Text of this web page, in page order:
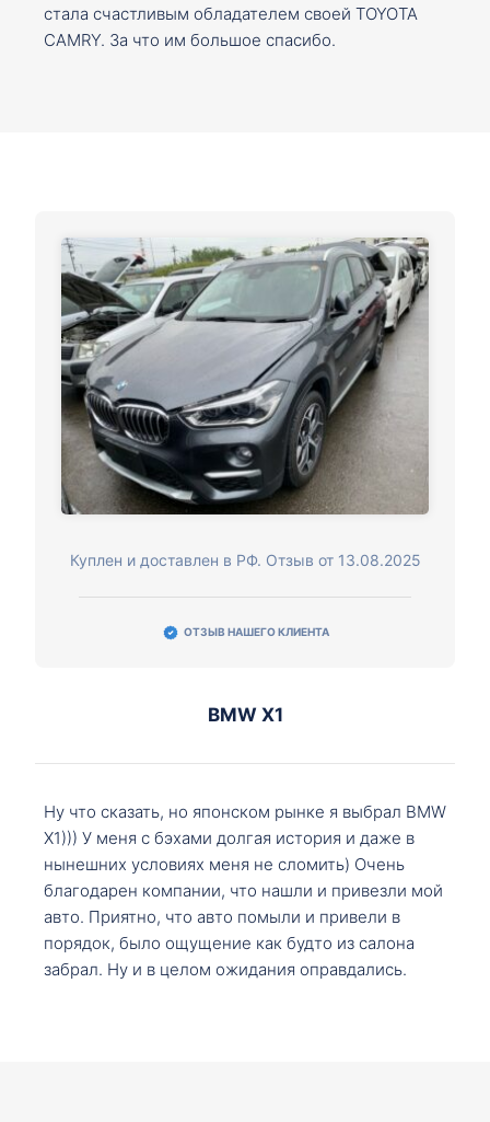
стала счастливым обладателем своей TOYOTA
CAMRY. За что им большое спасибо.
Куплен и доставлен в РФ. Отзыв от 13.08.2025
ОТЗЫВ НАШЕГО КЛИЕНТА
BMW X1
Ну что сказать, но японском рынке я выбрал BMW
X1))) У меня с бэхами долгая история и даже в
нынешних условиях меня не сломить) Очень
благодарен компании, что нашли и привезли мой
авто. Приятно, что авто помыли и привели в
порядок, было ощущение как будто из салона
забрал. Ну и в целом ожидания оправдались.